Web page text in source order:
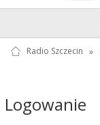
Radio Szczecin »
Logowanie